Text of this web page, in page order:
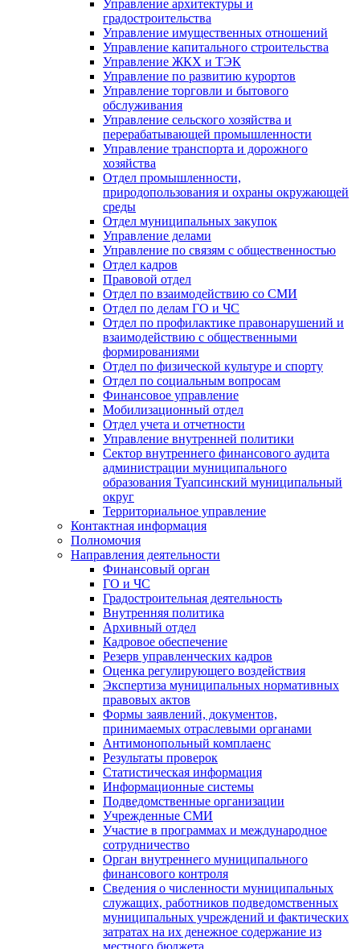
Управление архитектуры и
градостроительства
Управление имущественных отношений
Управление капитального строительства
Управление ЖКХ и ТЭК
Управление по развитию курортов
Управление торговли и бытового
обслуживания
Управление сельского хозяйства и
перерабатывающей промышленности
Управление транспорта и дорожного
хозяйства
Отдел промышленности,
природопользования и охраны окружающей
среды
Отдел муниципальных закупок
Управление делами
Управление по связям с общественностью
Отдел кадров
Правовой отдел
Отдел по взаимодействию со СМИ
Отдел по делам ГО и ЧС
Отдел по профилактике правонарушений и
взаимодействию с общественными
формированиями
Отдел по физической культуре и спорту
Отдел по социальным вопросам
Финансовое управление
Мобилизационный отдел
Отдел учета и отчетности
Управление внутренней политики
Сектор внутреннего финансового аудита
администрации муниципального
образования Туапсинский муниципальный
округ
Территориальное управление
Контактная информация
Полномочия
Направления деятельности
Финансовый орган
ГО и ЧС
Градостроительная деятельность
Внутренняя политика
Архивный отдел
Кадровое обеспечение
Резерв управленческих кадров
Оценка регулирующего воздействия
Экспертиза муниципальных нормативных
правовых актов
Формы заявлений, документов,
принимаемых отраслевыми органами
Антимонопольный комплаенс
Результаты проверок
Статистическая информация
Информационные системы
Подведомственные организации
Учрежденные СМИ
Участие в программах и международное
сотрудничество
Орган внутреннего муниципального
финансового контроля
Сведения о численности муниципальных
служащих, работников подведомственных
муниципальных учреждений и фактических
затратах на их денежное содержание из
местного бюджета